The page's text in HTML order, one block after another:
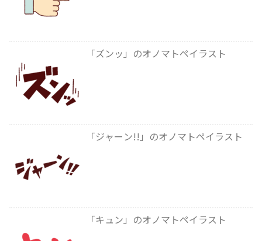
「ズンッ」のオノマトペイラスト
「ジャーン!!」のオノマトペイラスト
「キュン」のオノマトペイラスト